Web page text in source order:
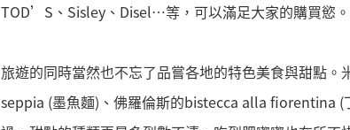
TOD’S、Sisley、Disel…等，可以滿足大家的購買慾。
旅遊的同時當然也不忘了品嘗各地的特色美食與甜點
seppia (墨魚麵)、佛羅倫斯的bistecca alla fiorentina